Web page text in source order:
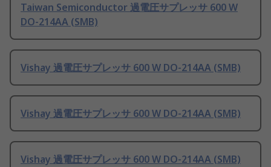
Taiwan Semiconductor 過電圧サプレッサ 600 W
DO-214AA (SMB)
Vishay 過電圧サプレッサ 600 W DO-214AA (SMB)
Vishay 過電圧サプレッサ 600 W DO-214AA (SMB)
Vishay 過電圧サプレッサ 600 W DO-214AA (SMB)